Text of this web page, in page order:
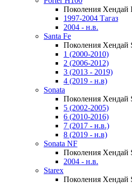
Поколения Хендай
1997-2004 Тагаз
2004 - н.в.
Santa Fe
Поколения Хендай
1 (2000-2010)
2 (2006-2012)
3 (2013 - 2019)
4 (2019 - н.в)
Sonata
Поколения Хендай
5 (2002-2005)
6 (2010-2016)
7 (2017 - н.в.)
8 (2019 - н.в)
Sonata NF
Поколения Хендай
2004 - н.в.
Starex
Поколения Хендай